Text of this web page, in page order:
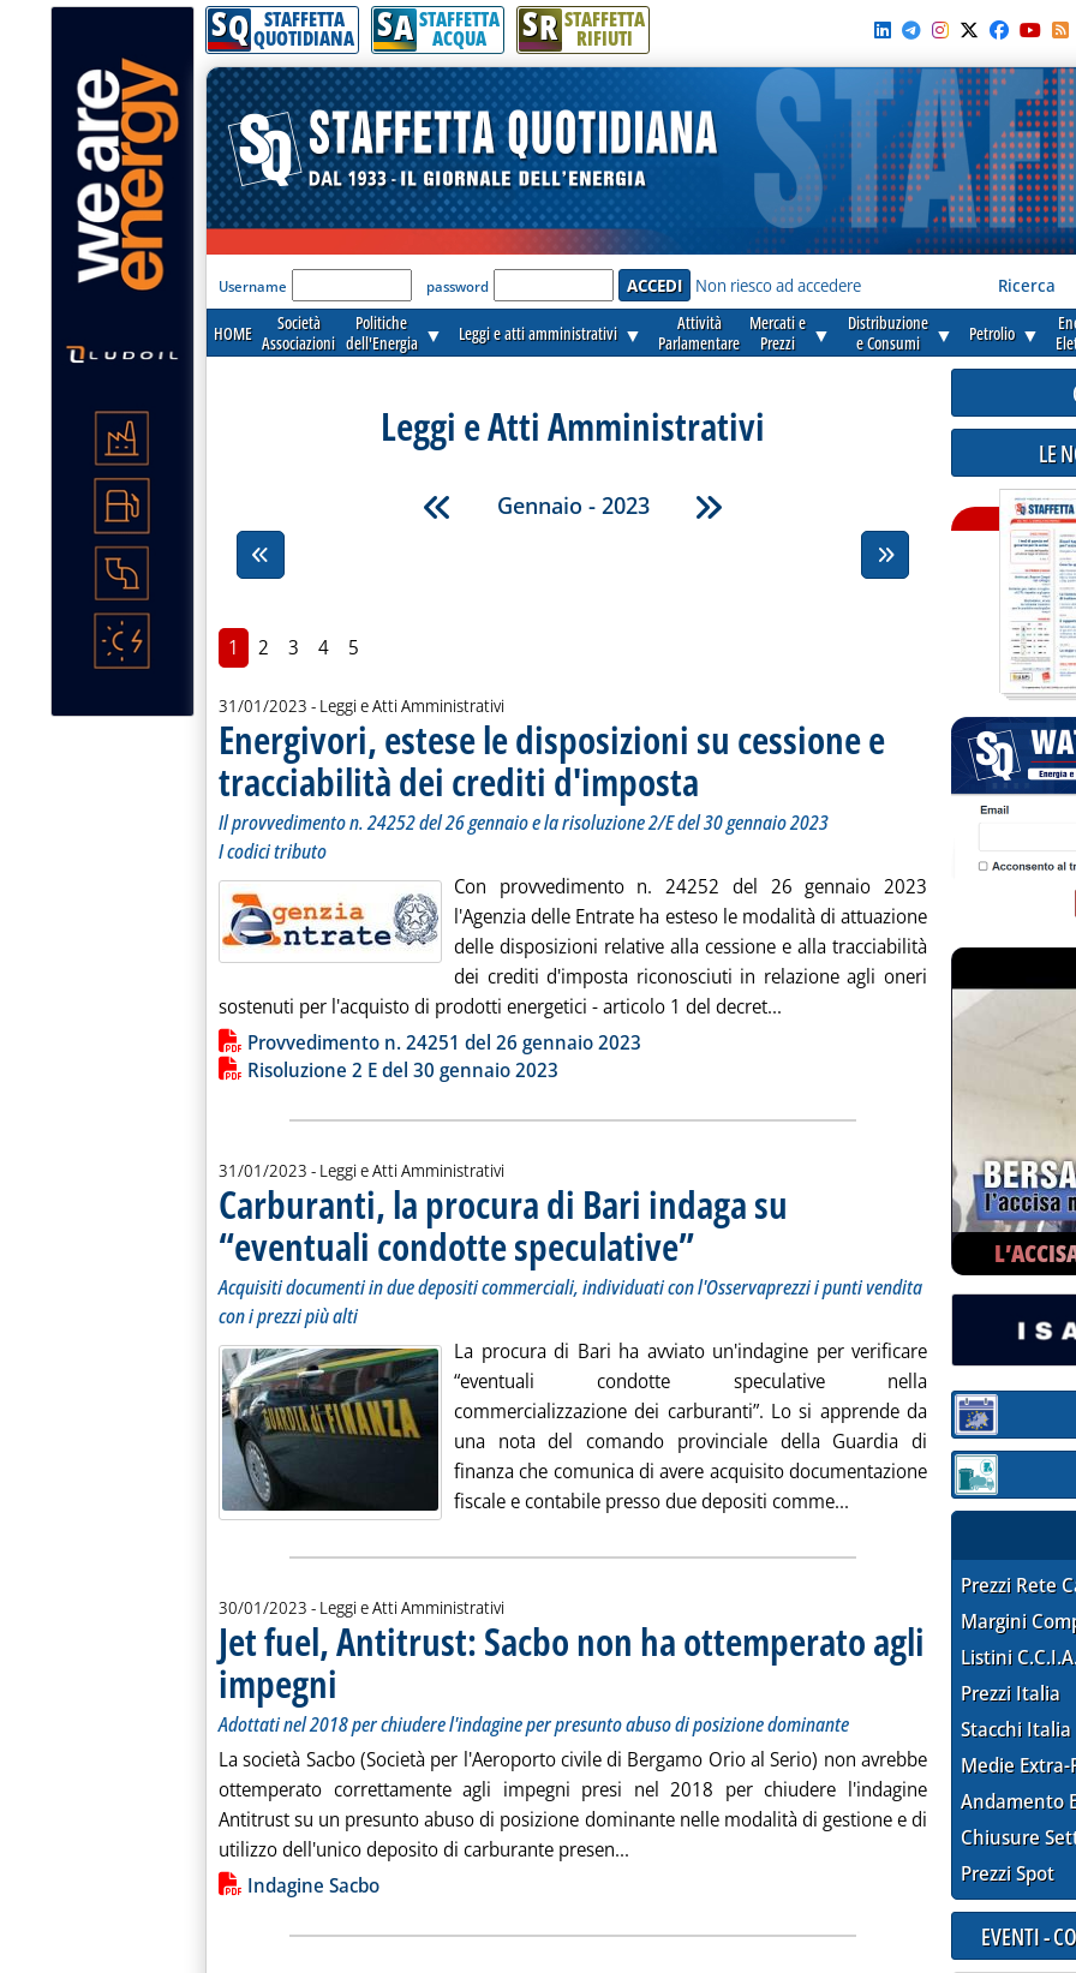
SQ STAFFETTA
QUOTIDIANA SA STAFFETTA
ACQUA SR STAFFETTA
RIFIUTI
'Modulo Login per accedere'
Username password Non riesco ad accedere Ricerca
HOME
Società
Associazioni
Politiche
dell'Energia ▼ Leggi e atti amministrativi ▼
Attività
Parlamentare
Mercati e
Prezzi
▼
Distribuzione
e Consumi
▼ Petrolio ▼
Leggi e Atti Amministrativi
Gennaio - 2023
1 2 3 4 5
31/01/2023 - Leggi e Atti Amministrativi
Energivori, estese le disposizioni su cessione e
tracciabilità dei crediti d'imposta . Sottotitolo: Il provvedimento n. 24252 del 26 gennaio e la
Il provvedimento n. 24252 del 26 gennaio e la risoluzione 2/E del 30 gennaio 2023
I codici tributo
Con provvedimento n. 24252 del 26 gennaio 2023
l'Agenzia delle Entrate ha esteso le modalità di attuazione
delle disposizioni relative alla cessione e alla tracciabilità
dei crediti d'imposta riconosciuti in relazione agli oneri
sostenuti per l'acquisto di prodotti energetici - articolo 1 del decret... Leggi tutta la notizia:
Lista allegati PDF alla notizia
Provvedimento n. 24251 del 26 gennaio 2023
Risoluzione 2 E del 30 gennaio 2023
31/01/2023 - Leggi e Atti Amministrativi
Carburanti, la procura di Bari indaga su
“eventuali condotte speculative”. Sottotitolo: Acquisiti documenti in due depositi commerciali,
. Pubblicata martedì 31 gennaio 2023 alle 11.12.
Acquisiti documenti in due depositi commerciali, individuati con l'Osservaprezzi i punti vendita
con i prezzi più alti
La procura di Bari ha avviato un'indagine per verificare
“eventuali condotte speculative nella
commercializzazione dei carburanti”. Lo si apprende da
una nota del comando provinciale della Guardia di
finanza che comunica di avere acquisito documentazione
fiscale e contabile presso due depositi comme... Leggi tutta la notizia:
30/01/2023 - Leggi e Atti Amministrativi
Jet fuel, Antitrust: Sacbo non ha ottemperato agli
impegni . Sottotitolo: Adottati nel 2018 per chiudere l'indagine per presunto abuso di posizione dominante
Adottati nel 2018 per chiudere l'indagine per presunto abuso di posizione dominante
La società Sacbo (Società per l'Aeroporto civile di Bergamo Orio al Serio) non avrebbe
ottemperato correttamente agli impegni presi nel 2018 per chiudere l'indagine
Antitrust su un presunto abuso di posizione dominante nelle modalità di gestione e di
utilizzo dell'unico deposito di carburante presen... Leggi tutta la notizia: 'Jet fuel, Antitrust: Sacbo
Lista allegati PDF alla notizia
Indagine Sacbo
LE
Sezione:
Sezione:
Prezzi Rete
Margini
Listini
Prezzi Italia
Stacchi Italia
Medie Extra-
Andamento
Chiusure
Prezzi Spot
EVENTI -